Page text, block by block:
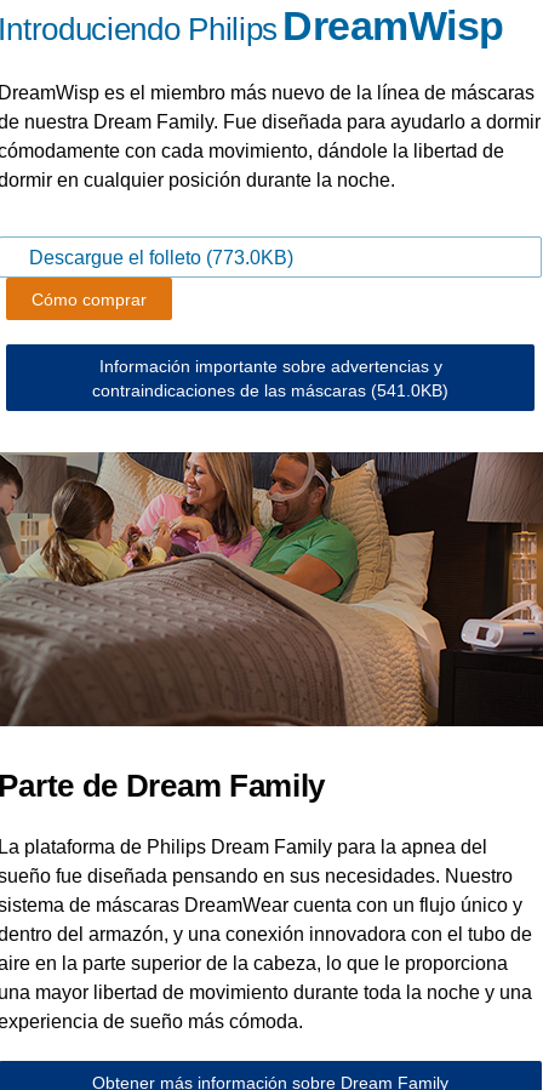
Philips DreamWisp
es el miembro más nuevo de la línea de máscaras
nuestra Dream Family. Fue diseñada para ayudarlo a dormir
con cada movimiento, dándole la libertad de
en cualquier posición durante la noche.
Descargue el folleto (773.0KB)
Cómo comprar
Información importante sobre advertencias y
contraindicaciones de las máscaras(541.0KB)
de Dream Family
plataforma de Philips Dream Family para la apnea del
fue diseñada pensando en sus necesidades. Nuestro
de máscaras DreamWear cuenta con un flujo único y
del armazón, y una conexión innovadora con el tubo de
en la parte superior de la cabeza, lo que le proporciona
mayor libertad de movimiento durante toda la noche y una
de sueño más cómoda.
Obtener más información sobre Dream Family